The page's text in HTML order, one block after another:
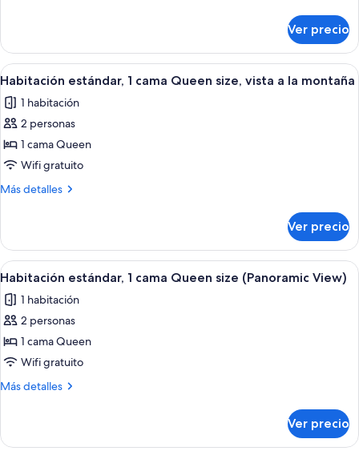
Queen
size
estándar,
cama
size
Ver precio
Abrir
todas
las
fotos
de
Habitación
estándar,
Queen
size,
vista
a
la
montaña
Ropa de cama de alta calidad y caja
5
Habitación estándar, 1 cama Queen size, vista a la montaña
1 habitación
2 personas
1 cama Queen
Wifi gratuito
Más detalles
Más
estándar,
cama
size,
vista
la
montaña
Ver precio
Abrir
todas
las
fotos
de
Habitación
estándar,
Queen
Ropa de cama de alta calidad y caja
5
Habitación estándar, 1 cama Queen size (Panoramic View)
1 habitación
2 personas
1 cama Queen
Wifi gratuito
Más detalles
Más
estándar,
Ver precio